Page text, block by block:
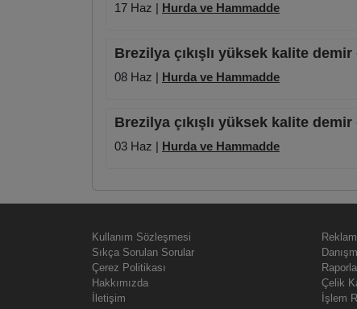
17 Haz | Hurda ve Hammadde
Brezilya çıkışlı yüksek kalite
08 Haz | Hurda ve Hammadde
Brezilya çıkışlı yüksek kalite
03 Haz | Hurda ve Hammadde
Kullanım Sözleşmesi
Sıkça Sorulan Sorular
Çerez Politikası
Hakkımızda
İletişim
Reklam
Çelik
İşlem